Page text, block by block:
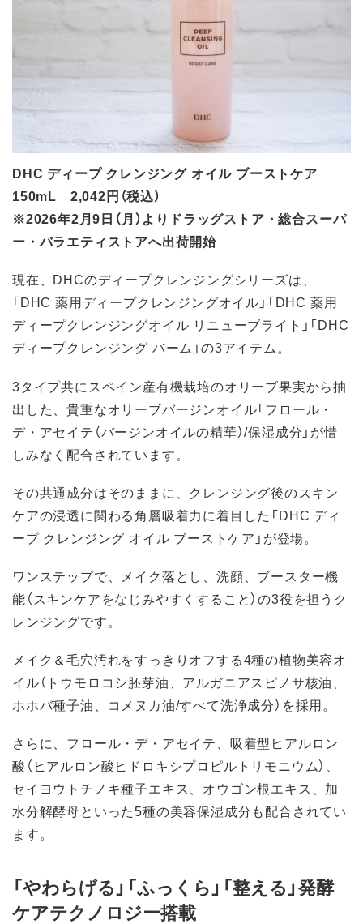
DHC ディープ クレンジング オイル ブーストケア
150mL 2,042円（税込）
※2026年2月9日（月）よりドラッグストア・総合スーパ
ー・バラエティストアへ出荷開始
現在、DHCのディープクレンジングシリーズは、
「DHC 薬用ディープクレンジングオイル」「DHC 薬用
ディープクレンジングオイル リニューブライト」「DHC
ディープクレンジング バーム」の3アイテム。
3タイプ共にスペイン産有機栽培のオリーブ果実から抽
出した、貴重なオリーブバージンオイル「フロール・
デ・アセイテ（バージンオイルの精華）/保湿成分」が惜
しみなく配合されています。
その共通成分はそのままに、クレンジング後のスキン
ケアの浸透に関わる角層吸着力に着目した「DHC ディ
ープ クレンジング オイル ブーストケア」が登場。
ワンステップで、メイク落とし、洗顔、ブースター機
能（スキンケアをなじみやすくすること）の3役を担うク
レンジングです。
メイク＆毛穴汚れをすっきりオフする4種の植物美容オ
イル（トウモロコシ胚芽油、アルガニアスピノサ核油、
ホホバ種子油、コメヌカ油/すべて洗浄成分）を採用。
さらに、フロール・デ・アセイテ、吸着型ヒアルロン
酸（ヒアルロン酸ヒドロキシプロピルトリモニウム）、
セイヨウトチノキ種子エキス、オウゴン根エキス、加
水分解酵母といった5種の美容保湿成分も配合されてい
ます。
「やわらげる」「ふっくら」「整える」発酵
ケアテクノロジー搭載